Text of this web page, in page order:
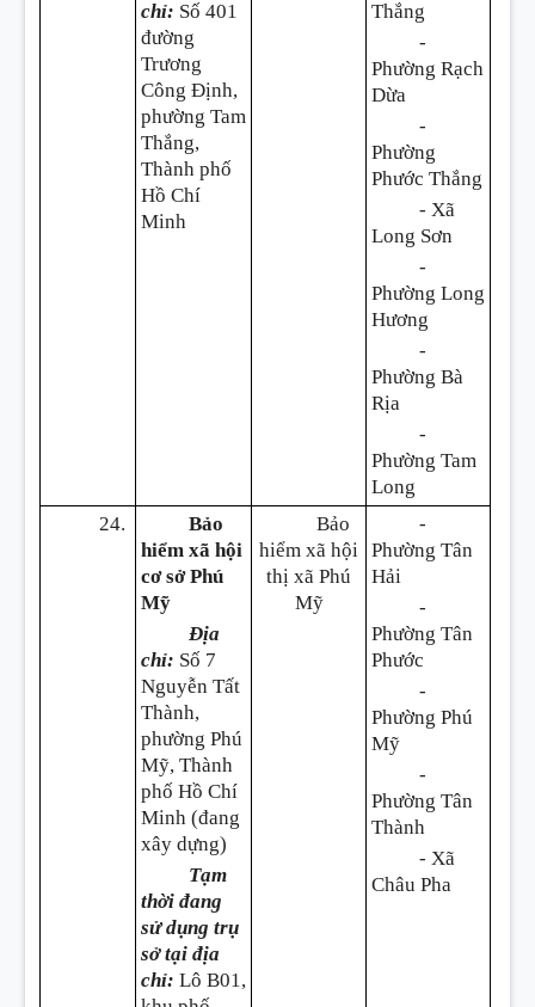
chỉ: Số 401
đường
Trương
Công Định,
phường Tam
Thắng,
Thành phố
Hồ Chí
Minh
Thắng
-
Phường Rạch
Dừa
-
Phường
Phước Thắng
- Xã
Long Sơn
-
Phường Long
Hương
-
Phường Bà
Rịa
-
Phường Tam
Long
24.
Bảo
hiểm xã hội
cơ sở Phú
Mỹ
Địa
chỉ: Số 7
Nguyễn Tất
Thành,
phường Phú
Mỹ, Thành
phố Hồ Chí
Minh (đang
xây dựng)
Tạm
thời đang
sử dụng trụ
sở tại địa
chỉ: Lô B01,
Bảo
hiểm xã hội
thị xã Phú
Mỹ
-
Phường Tân
Hải
-
Phường Tân
Phước
-
Phường Phú
Mỹ
-
Phường Tân
Thành
- Xã
Châu Pha